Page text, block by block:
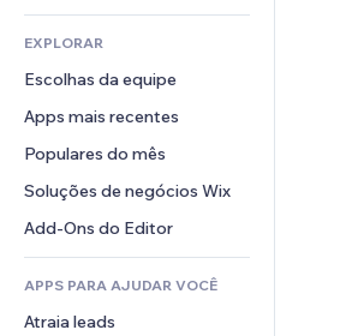
Listas do site
Email
Contabilidade
Cupons e fidelidade
Soluções de armazenamento
Imobiliária
Meus agendamentos
Podcasts
Fotografia
Vídeo
PDF
Compartilhamento de arquivos
Notícias
Privacidade e segurança
Relógio
Templates de página
Efeitos de imagem
Botões e menus
Banners e selos
Calculadoras
Busca
Previsão do tempo
Tabelas e gráficos
Formulários
Enquetes
Chat
Comentários
Telefone
Comunidade
Avaliações e depoimentos
CRM
EXPLORAR
Escolhas da equipe
Apps mais recentes
Populares do mês
Soluções de negócios Wix
Add-Ons do Editor
APPS PARA AJUDAR VOCÊ
Atraia leads